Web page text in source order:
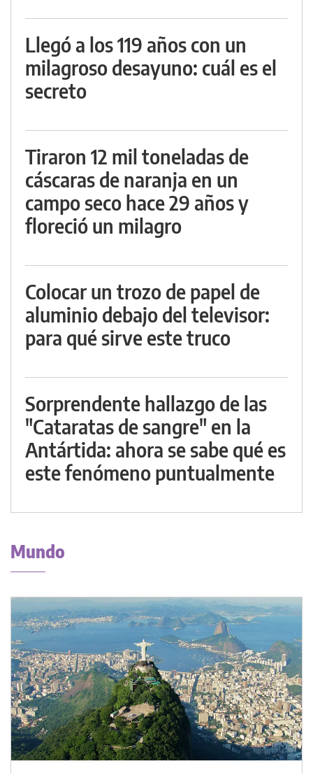
Llegó a los 119 años con un
milagroso desayuno: cuál es el
secreto
Tiraron 12 mil toneladas de
cáscaras de naranja en un
campo seco hace 29 años y
floreció un milagro
Colocar un trozo de papel de
aluminio debajo del televisor:
para qué sirve este truco
Sorprendente hallazgo de las
"Cataratas de sangre" en la
Antártida: ahora se sabe qué es
este fenómeno puntualmente
Mundo